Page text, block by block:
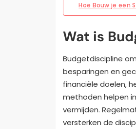
Hoe Bouw je een
Wat is
Budgetdiscipline
besparingen en
financiële doelen,
methoden helpen
vermijden.
versterken de